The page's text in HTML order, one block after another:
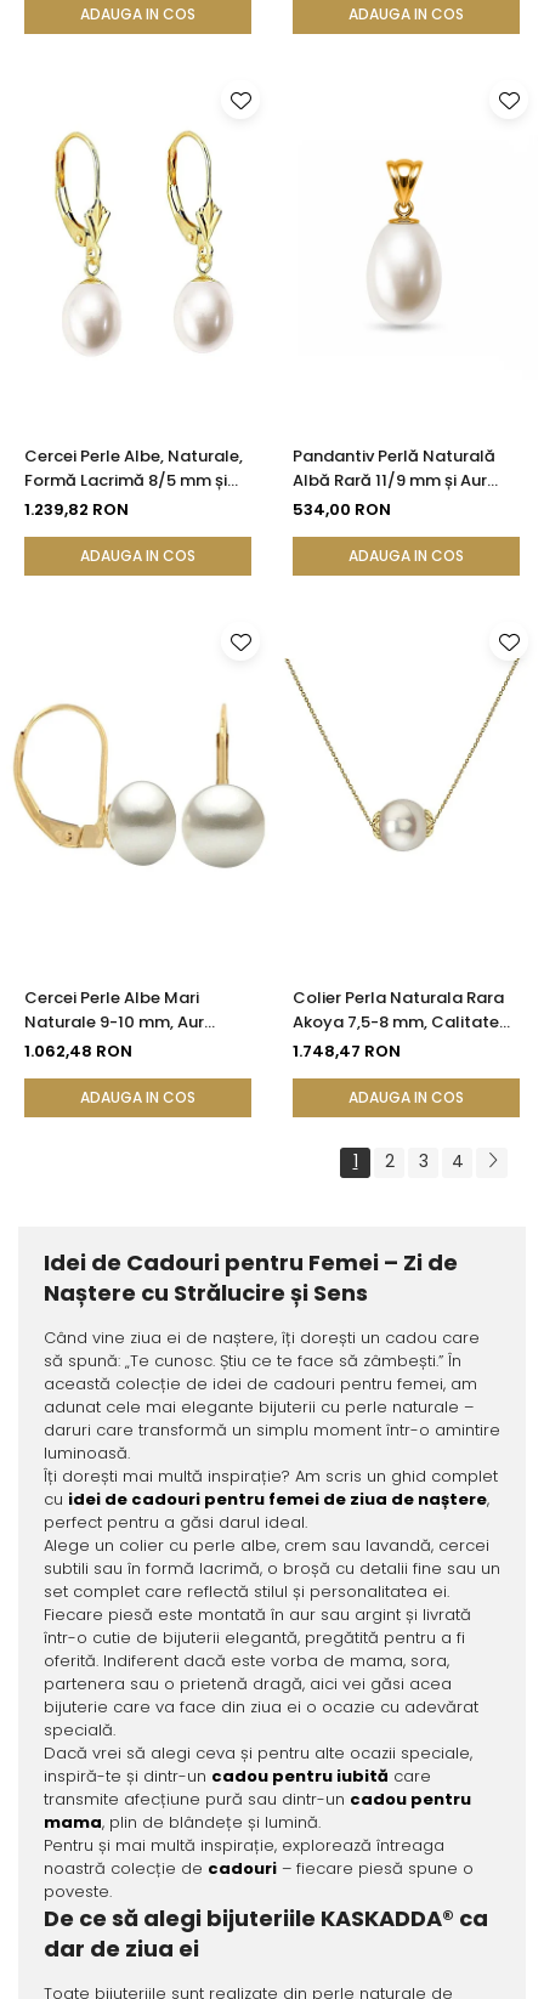
ADAUGA IN COS ADAUGA IN COS
Cercei Perle Albe, Naturale,
Formă Lacrimă 8/5 mm și
Aur Galben 14K | KASKADDA®
1.239,82 RON
ADAUGA IN COS
Pandantiv Perlă Naturală
Albă Rară 11/9 mm și Aur
Galben 14K (aur 585) |
534,00 RON
ADAUGA IN COS
Cercei Perle Albe Mari
Naturale 9-10 mm, Aur
Galben 14K, Formă Buton,
1.062,48 RON
ADAUGA IN COS
Colier Perla Naturala Rara
Akoya 7,5-8 mm, Calitate
AAA+, Aur 14K | KASKADDA®
1.748,47 RON
ADAUGA IN COS
1 2 3 4
Idei de Cadouri pentru Femei – Zi de
Naștere cu Strălucire și Sens
Când vine ziua ei de naștere, îți dorești un cadou care
să spună: „Te cunosc. Știu ce te face să zâmbești.” În
această colecție de idei de cadouri pentru femei, am
adunat cele mai elegante bijuterii cu perle naturale –
daruri care transformă un simplu moment într-o amintire
luminoasă.
Îți dorești mai multă inspirație? Am scris un ghid complet
cu idei de cadouri pentru femei de ziua de naștere,
perfect pentru a găsi darul ideal.
Alege un colier cu perle albe, crem sau lavandă, cercei
subtili sau în formă lacrimă, o broșă cu detalii fine sau un
set complet care reflectă stilul și personalitatea ei.
Fiecare piesă este montată în aur sau argint și livrată
într-o cutie de bijuterii elegantă, pregătită pentru a fi
oferită. Indiferent dacă este vorba de mama, sora,
partenera sau o prietenă dragă, aici vei găsi acea
bijuterie care va face din ziua ei o ocazie cu adevărat
specială.
Dacă vrei să alegi ceva și pentru alte ocazii speciale,
inspiră-te și dintr-un cadou pentru iubită care
transmite afecțiune pură sau dintr-un cadou pentru
mama, plin de blândețe și lumină.
Pentru și mai multă inspirație, explorează întreaga
noastră colecție de cadouri– fiecare piesă spune o
poveste.
De ce să alegi bijuteriile KASKADDA® ca
dar de ziua ei
Toate bijuteriile sunt realizate din perle naturale de